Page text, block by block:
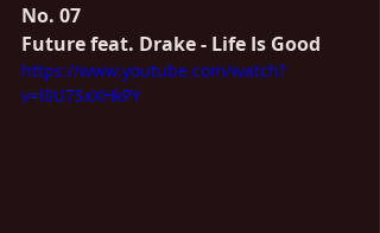
No. 07
Future feat. Drake - Life Is Good
https://www.youtube.com/watch?
v=l0U7SxXHkPY